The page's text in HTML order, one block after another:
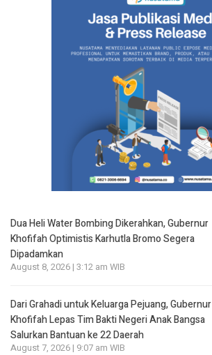
Dua Heli Water Bombing Dikerahkan, Gubernur
Khofifah Optimistis Karhutla Bromo Segera
Dipadamkan
August 8, 2026 | 3:12 am WIB
Dari Grahadi untuk Keluarga Pejuang, Gubernur
Khofifah Lepas Tim Bakti Negeri Anak Bangsa
Salurkan Bantuan ke 22 Daerah
August 7, 2026 | 9:07 am WIB